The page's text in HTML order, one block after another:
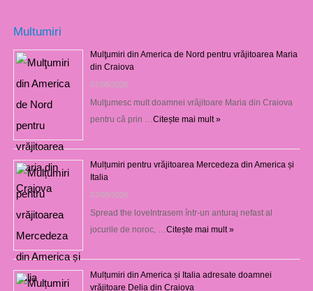
Multumiri
Mulţumiri din America de Nord pentru vrăjitoarea Maria
din Craiova
07/08/2026
Mulţumesc mult doamnei vrăjitoare Maria din Craiova
pentru că prin … Citește mai mult »
Mulțumiri pentru vrăjitoarea Mercedeza din America și
Italia
07/08/2026
Spread the loveIntrasem într-un anturaj nefast al
jocurile de noroc, … Citește mai mult »
Mulțumiri din America și Italia adresate doamnei
vrăjitoare Delia din Craiova